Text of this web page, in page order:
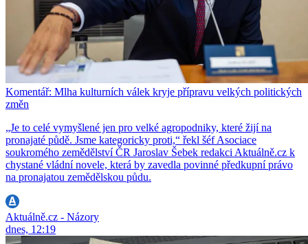
Komentář: Mlha kulturních válek kryje přípravu velkých politických
změn
„Je to celé vymyšlené jen pro velké agropodniky, které žijí na
pronajaté půdě. Jsme kategoricky proti,“ řekl šéf Asociace
soukromého zemědělství ČR Jaroslav Šebek redakci Aktuálně.cz k
chystané vládní novele, která by zavedla povinné předkupní právo
na pronajatou zemědělskou půdu.
Aktuálně.cz - Názory
dnes, 12:19